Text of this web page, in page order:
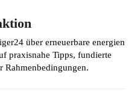
über erneuerbare energien
praxisnahe Tipps, fundierte
Rahmenbedingungen.